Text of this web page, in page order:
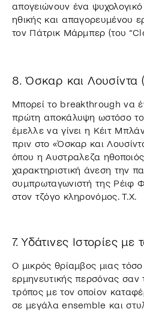
απογειώνουν ένα
ηθικής και απαγορευμένου
τον Πάτρικ Μάρμπερ (του
8. Όσκαρ και Λουσίντα
Μπορεί το breakthrough να
πρώτη αποκάλυψη ωστόσο
έμελλε να γίνει η Κέιτ
πριν στο «Όσκαρ και
όπου η Αυστραλεζα
χαρακτηριστική άνεση την
συμπρωταγωνιστή της Ρέιφ
στον τζόγο κληρονόμος. T.X.
7. Υδάτινες Ιστορίες με
Ο μικρός θρίαμβος μιας
ερμηνευτικής περσόνας σαν
τρόπος με τον οποίον
σε μεγάλα ensemble και